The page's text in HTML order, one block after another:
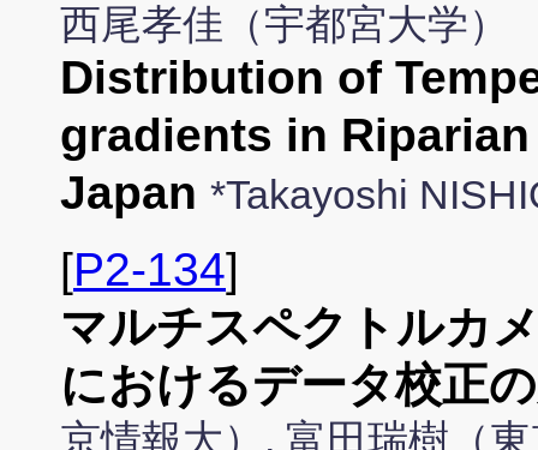
西尾孝佳（宇都宮大学）
Distribution of
gradients in
Japan *Takayoshi
[P2-134]
マルチスペクトルカ
におけるデータ校正
京情報大）, 富田瑞樹（